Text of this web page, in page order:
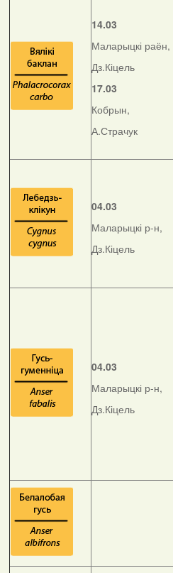
14.03
Маларыцкі раён,
Дз.Кіцель
17.03
Кобрын,
А.Страчук
04.03
Маларыцкі р-н,
Дз.Кіцель
04.03
Маларыцкі р-н,
Дз.Кіцель